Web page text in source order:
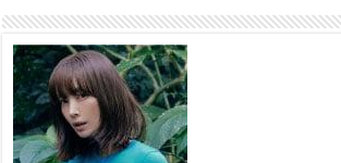
2026 оны 7 сар 22 / 14 цаг 15 минут
Хүн амын хүнсний хэрэгцээг
дотоодын үйлдвэрлэлээр нэн
тэргүүнд хангах зарчмыг
баримтална
2026 оны 7 сар 22 / 14 цаг 07 минут